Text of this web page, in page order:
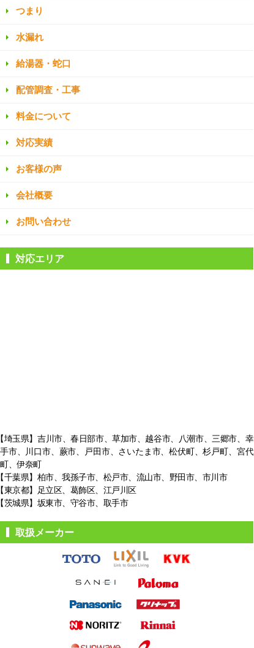
つまり
水漏れ
給湯器・蛇口
配管調査・工事
料金について
対応実績
お客様の声
会社概要
お問い合わせ
対応エリア
埼玉県】吉川市、春日部市、草加市、越谷市、八潮市、三郷市、幸
手市、
川口市、蕨市、戸田市、さいたま市、松伏町、杉戸町、宮代
町、伊奈町
千葉県】柏市、我孫子市、松戸市、 流山市、野田市、市川市
東京都】足立区、葛飾区、江戸川区
茨城県】坂東市、守谷市、取手市
取扱メーカー